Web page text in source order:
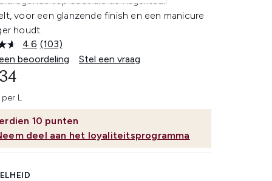
voor een glanzende finish en een manicure
houdt.
4.6 Lees
103
beoordelingen.
(103)
beoordeling
Stel een vraag
10 punten
deel aan het loyaliteitsprogramma
per L